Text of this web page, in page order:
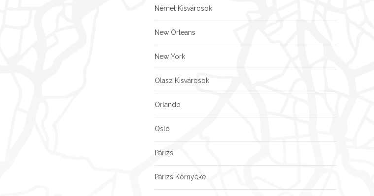
Német Kisvárosok
New Orleans
New York
Olasz Kisvárosok
Orlando
Oslo
Párizs
Párizs Környéke